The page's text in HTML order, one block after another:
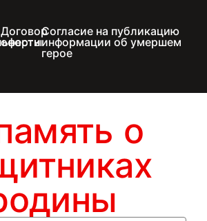
Договор
оферты
Согласие на публикацию
информации об умершем
герое
о